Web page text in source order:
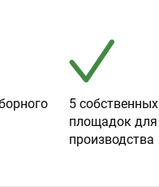
5 собственных
площадок для
производства